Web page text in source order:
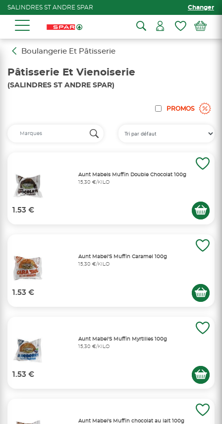
SALINDRES ST ANDRE SPAR Changer
Boulangerie Et Pâtisserie
Pâtisserie Et Vienoiserie
(SALINDRES ST ANDRE SPAR)
PROMOS
Aunt Mabels Muffin Double Chocolat 100g
15,30 €/KILO
1.53 €
Aunt Mabel'S Muffin Caramel 100g
15,30 €/KILO
1.53 €
Aunt Mabel'S Muffin Myrtilles 100g
15,30 €/KILO
1.53 €
Aunt Mabel's Muffin chocolat au lait 100g